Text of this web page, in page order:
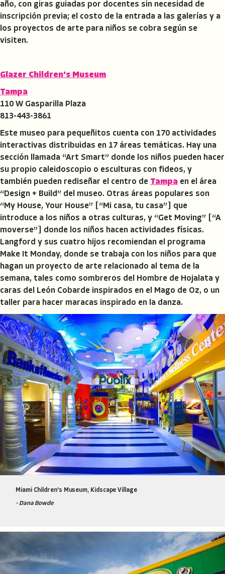
año, con giras guiadas por docentes sin necesidad de
inscripción previa; el costo de la entrada a las galerías y a
los proyectos de arte para niños se cobra según se
visiten.
Glazer Children's Museum
Tampa
110 W Gasparilla Plaza
813-443-3861
Este museo para pequeñitos cuenta con 170 actividades
interactivas distribuidas en 17 áreas temáticas. Hay una
sección llamada “Art Smart” donde los niños pueden hacer
su propio caleidoscopio o esculturas con fideos, y
también pueden rediseñar el centro de Tampa en el área
“Design + Build” del museo. Otras áreas populares son
“My House, Your House” [“Mi casa, tu casa”] que
introduce a los niños a otras culturas, y “Get Moving” [“A
moverse”] donde los niños hacen actividades físicas.
Langford y sus cuatro hijos recomiendan el programa
Make It Monday, donde se trabaja con los niños para que
hagan un proyecto de arte relacionado al tema de la
semana, tales como sombreros del Hombre de Hojalata y
caras del León Cobarde inspirados en el Mago de Oz, o un
taller para hacer maracas inspirado en la danza.
Miami Children's Museum, Kidscape Village
- Dana Bowde